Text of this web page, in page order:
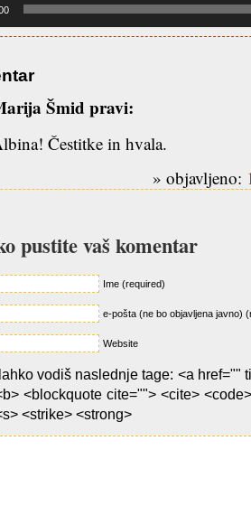
Šmid pravi:
Čestitke in hvala.
» objavljeno:
pustite vaš komentar
Ime (required)
e-pošta (ne bo objavljena javno)
Website
vodiš naslednje tage: <a href=""
<blockquote cite=""> <cite>
<strike> <strong>